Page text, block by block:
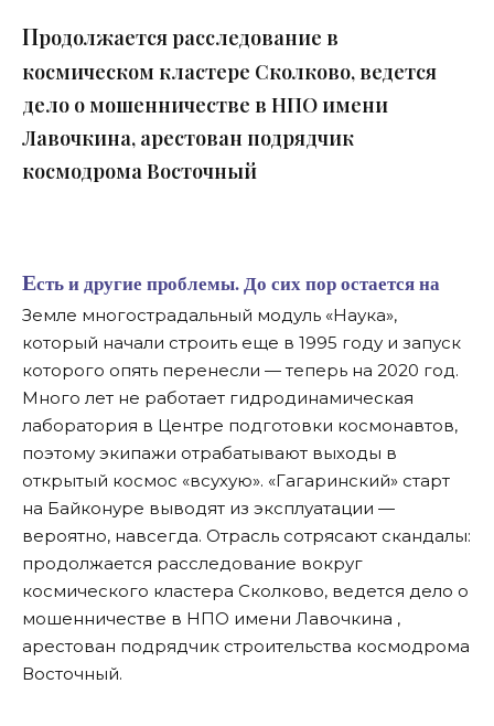
Продолжается расследование в
космическом кластере Сколково, ведется
дело о мошенничестве в НПО имени
Лавочкина, арестован подрядчик
космодрома Восточный
Есть и другие проблемы. До сих пор остается на
Земле многострадальный модуль «Наука»,
который начали строить еще в 1995 году и запуск
которого опять перенесли — теперь на 2020 год.
Много лет не работает гидродинамическая
лаборатория в Центре подготовки космонавтов,
поэтому экипажи отрабатывают выходы в
открытый космос «всухую». «Гагаринский» старт
на Байконуре выводят из эксплуатации —
вероятно, навсегда. Отрасль сотрясают скандалы:
продолжается расследование вокруг
космического кластера Сколково, ведется дело о
мошенничестве в НПО имени Лавочкина ,
арестован подрядчик строительства космодрома
Восточный.